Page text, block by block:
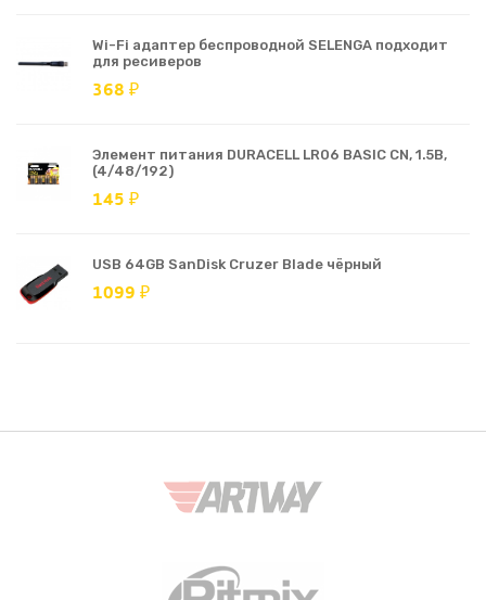
Wi-Fi адаптер беспроводной SELENGA подходит
для ресиверов
368 ₽
Элемент питания DURACELL LR06 BASIC CN, 1.5В,
(4/48/192)
145 ₽
USB 64GB SanDisk Cruzer Blade чёрный
1099 ₽